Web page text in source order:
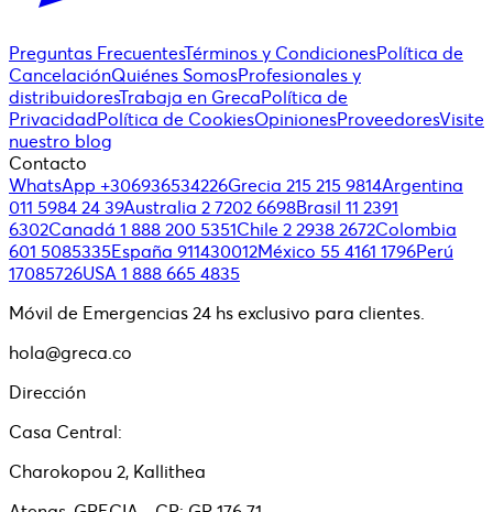
Preguntas FrecuentesTérminos y CondicionesPolítica de
CancelaciónQuiénes SomosProfesionales y
distribuidoresTrabaja en GrecaPolítica de
PrivacidadPolítica de CookiesOpinionesProveedoresVisite
nuestro blog
Contacto
WhatsApp +306936534226Grecia 215 215 9814Argentina
011 5984 24 39Australia 2 7202 6698Brasil 11 2391
6302Canadá 1 888 200 5351Chile 2 2938 2672Colombia
601 5085335España 911430012México 55 4161 1796Perú
17085726USA 1 888 665 4835
Móvil de Emergencias 24 hs exclusivo para clientes.
hola@greca.co
Dirección
Casa Central:
Charokopou 2, Kallithea